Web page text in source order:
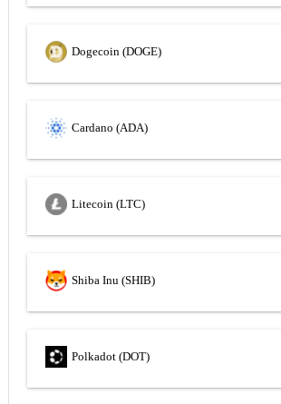
Dogecoin (DOGE)
Cardano (ADA)
Litecoin (LTC)
Shiba Inu (SHIB)
Polkadot (DOT)